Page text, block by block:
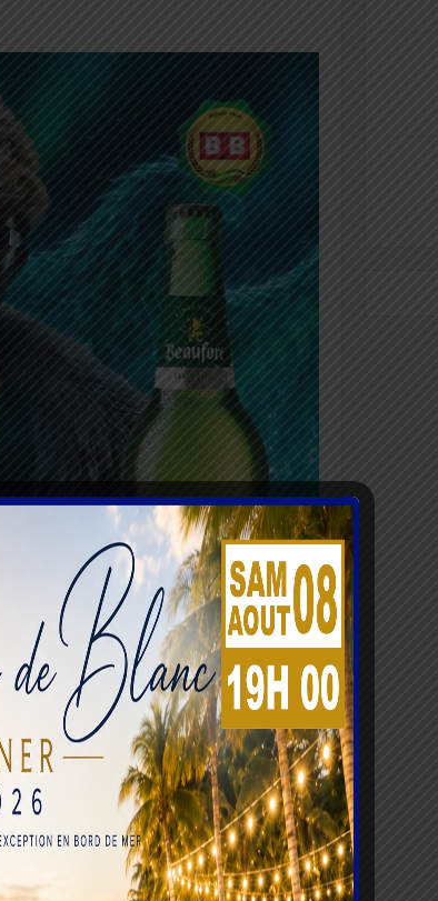
en Afrique et à
sur le continent et d’améliorer
du Plan de services et